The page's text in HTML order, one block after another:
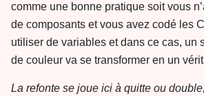
comme une bonne pratique soit vous
de composants et vous avez codé les
utiliser de variables et dans ce cas, un
de couleur va se transformer en un
La refonte se joue ici à quitte ou